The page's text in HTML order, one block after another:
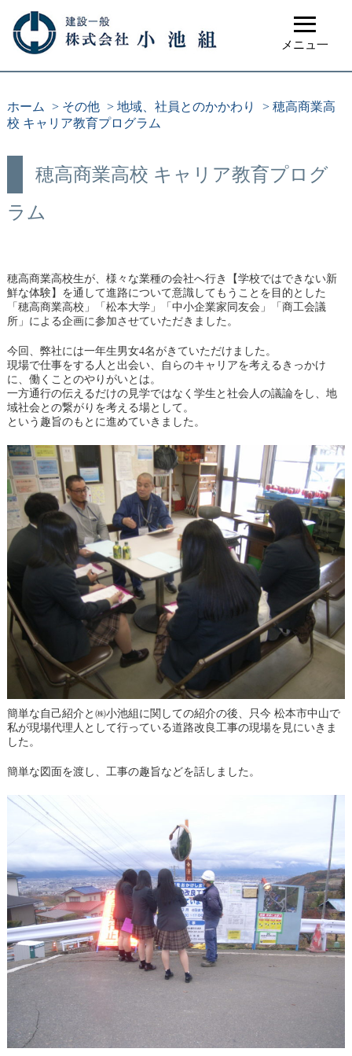
≡
メニュ一
ホーム > その他 > 地域、社員とのかかわり > 穂高商業高
校 キャリア教育プログラム
穂高商業高校 キャリア教育プログ
ラム
穂高商業高校生が、様々な業種の会社へ行き【学校ではできない新
鮮な体験】を通して進路について意識してもうことを目的とした
「穂高商業高校」「松本大学」「中小企業家同友会」「商工会議
所」による企画に参加させていただきました。
今回、弊社には一年生男女4名がきていただけました。
現場で仕事をする人と出会い、自らのキャリアを考えるきっかけ
に、働くことのやりがいとは。
一方通行の伝えるだけの見学ではなく学生と社会人の議論をし、地
域社会との繋がりを考える場として。
という趣旨のもとに進めていきました。
簡単な自己紹介と㈱小池組に関しての紹介の後、只今 松本市中山で
私が現場代理人として行っている道路改良工事の現場を見にいきま
した。
簡単な図面を渡し、工事の趣旨などを話しました。